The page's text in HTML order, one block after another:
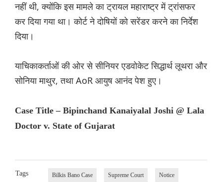
नहीं थी, क्योंकि इस मामले का ट्रायल महाराष्ट्र में ट्रांसफर
कर दिया गया था। कोर्ट ने दोषियों को सरेंडर करने का निर्देश
दिया।
याचिकाकर्ताओं की ओर से सीनियर एडवोकेट सिद्धार्थ लूथरा और
सोनिया माथुर, तथा AoR आयुष आनंद पेश हुए।
Case Title – Bipinchand Kanaiyalal Joshi @ Lala
Doctor v. State of Gujarat
Tags Bilkis Bano Case Supreme Court Notice